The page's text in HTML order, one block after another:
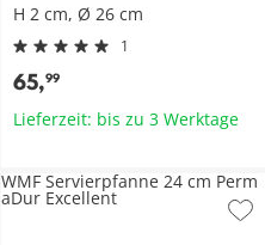
H 2 cm, Ø 26 cm
1
65,99
Lieferzeit: bis zu 3 Werktage
WMF Servierpfanne 24 cm Perm
aDur Excellent